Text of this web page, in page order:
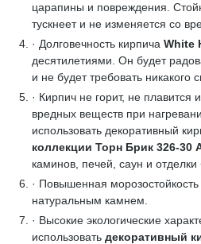
царапины и повреждения.
тускнеет и не изменяется со
· Долговечность кирпича White
десятилетиями. Он будет
и не будет требовать никакого
· Кирпич не горит, не плавится
вредных веществ при
использовать декоративный
коллекции Торн Брик 326-30
каминов, печей, саун и отделки
· Повышенная морозостойкость
натуральным камнем.
· Высокие экологические
использовать декоративный